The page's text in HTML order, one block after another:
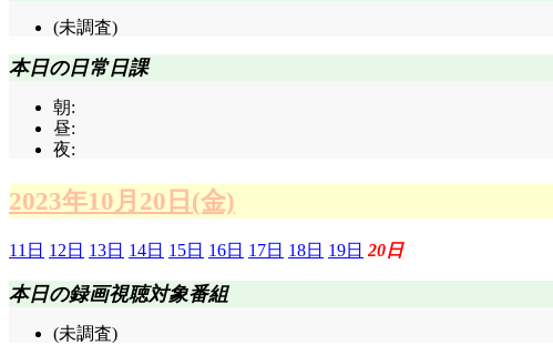
(未調査)
本日の日常日課
朝:
昼:
夜:
2023年10月20日(金)
11日 12日 13日 14日 15日 16日 17日 18日 19日 20日
本日の録画視聴対象番組
(未調査)